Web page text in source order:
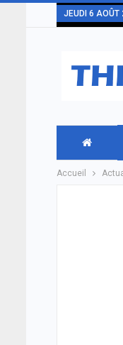
JEUDI 6 AOÛT
Accueil